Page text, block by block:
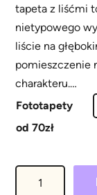
tapeta z liśćmi
nietypowego
liście na
pomieszczenie
charakteru.…
Fototapety
od 70zł